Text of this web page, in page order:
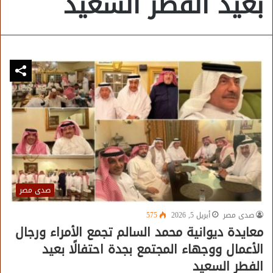
صدى مصر
صدى مصر
أبريل 5, 2026 575
معايدة ديوانية محمد السالم تجمع الأمراء ورجال
الأعمال ووجهاء المجتمع بجدة احتفالًا بعيد
الفطر السعيد